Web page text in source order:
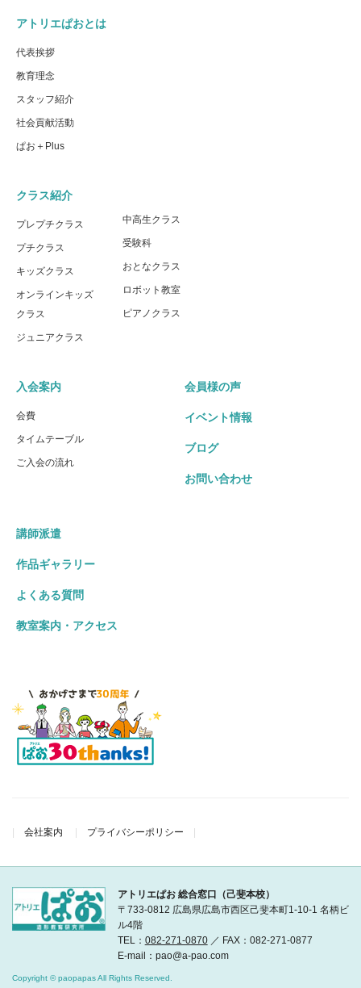
アトリエぱおとは
代表挨拶
教育理念
スタッフ紹介
社会貢献活動
ぱお＋Plus
クラス紹介
プレプチクラス
プチクラス
キッズクラス
オンラインキッズ
クラス
ジュニアクラス
中高生クラス
受験科
おとなクラス
ロボット教室
ピアノクラス
入会案内
会費
タイムテーブル
ご入会の流れ
会員様の声
イベント情報
ブログ
お問い合わせ
講師派遣
作品ギャラリー
よくある質問
教室案内・アクセス
会社案内 プライバシーポリシー
アトリエぱお 総合窓口（己斐本校）
〒733-0812 広島県広島市西区己斐本町1-10-1 名柄ビ
ル4階
TEL： 082-271-0870／ FAX：082-271-0877
E-mail：pao@a-pao.com
Copyright © paopapas All Rights Reserved.